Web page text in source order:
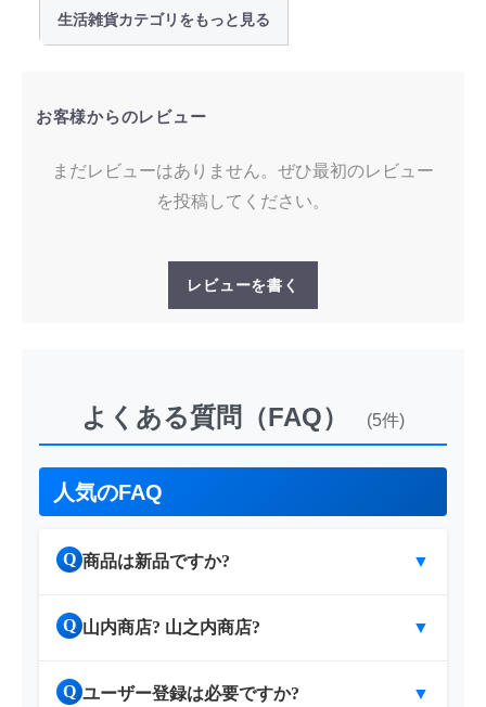
生活雑貨カテゴリをもっと見る
お客様からのレビュー
まだレビューはありません。ぜひ最初のレビュー
を投稿してください。
レビューを書く
よくある質問（FAQ） (5件)
人気のFAQ
Q 商品は新品ですか? ▼
Q 山内商店? 山之内商店? ▼
Q ユーザー登録は必要ですか? ▼